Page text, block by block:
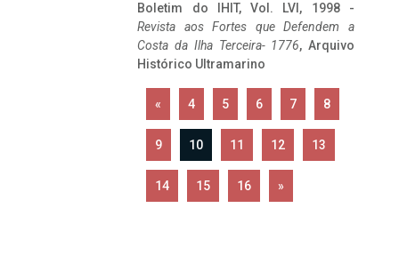
Boletim do IHIT, Vol. LVI, 1998 -
Revista aos Fortes que Defendem a
Costa da Ilha Terceira- 1776, Arquivo
Histórico Ultramarino
« 4 5 6 7 8
9 10 11 12 13
14 15 16 »